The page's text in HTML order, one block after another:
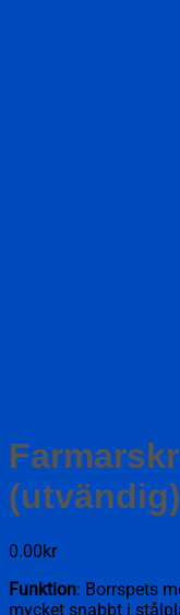
0.00kr
Funktion: Borrspets
mycket snabbt i